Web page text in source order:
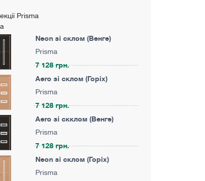
Prisma
Neon зі склом (Венге)
Prisma
7 128 грн.
Aero зі склом (Горіх)
Prisma
7 128 грн.
Aero зі скклом (Венге)
Prisma
7 128 грн.
Neon зі склом (Горіх)
Prisma